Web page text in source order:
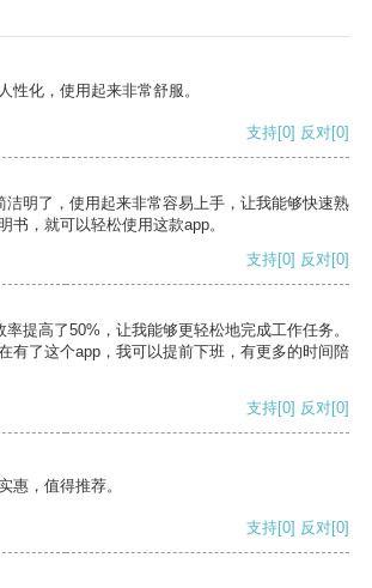
性化，使用起来非常舒服。
支持[0] 反对[0]
洁明了，使用起来非常容易上手，让我能够快速熟
书，就可以轻松使用这款app。
支持[0] 反对[0]
提高了50%，让我能够更轻松地完成工作任务。
有了这个app，我可以提前下班，有更多的时间陪
支持[0] 反对[0]
惠，值得推荐。
支持[0] 反对[0]